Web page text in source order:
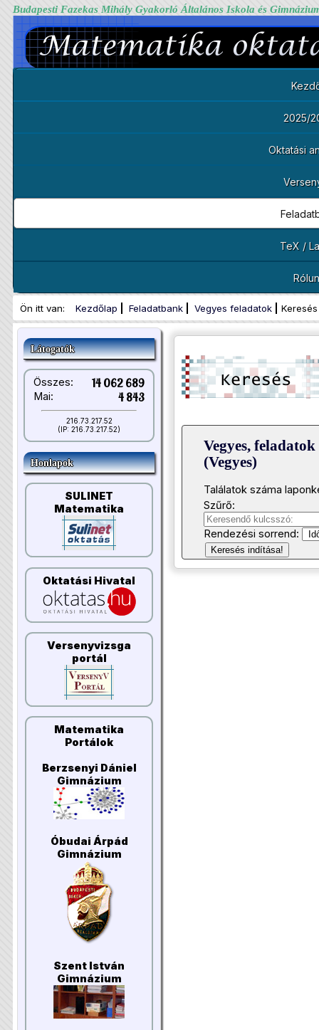
Budapesti Fazekas Mihály Gyakorló Általános Iskola és
2025/
Oktatási
TeX /
Ön itt van: Kezdőlap Feladatbank Vegyes feladatok Keresés
Látogatók
Összes: 14 062 689
Mai: 4 843
216.73.217.52
(IP: 216.73.217.52)
Honlapok
SULINET
Matematika
Oktatási Hivatal
Versenyvizsga
portál
Matematika
Portálok
Berzsenyi Dániel
Gimnázium
Óbudai Árpád
Gimnázium
Szent István
Gimnázium
Vegyes,
(Vegyes)
Találatok száma
Szűrő:
Rendezési sorrend:
Keresés indítása!